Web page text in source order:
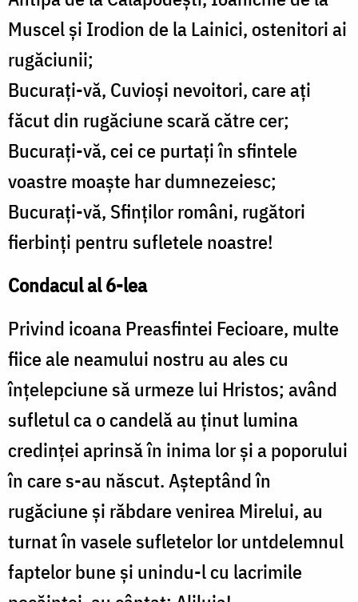
Muscel şi Irodion de la Lainici, ostenitori ai
rugăciunii;
Bucuraţi-vă, Cuvioşi nevoitori, care aţi
făcut din rugăciune scară către cer;
Bucuraţi-vă, cei ce purtaţi în sfintele
voastre moaşte har dumnezeiesc;
Bucuraţi-vă, Sfinţilor români, rugători
fierbinţi pentru sufletele noastre!
Condacul al 6-lea
Privind icoana Preasfintei Fecioare, multe
fiice ale neamului nostru au ales cu
înţelepciune să urmeze lui Hristos; având
sufletul ca o candelă au ţinut lumina
credinţei aprinsă în inima lor şi a poporului
în care s-au născut. Aşteptând în
rugăciune şi răbdare venirea Mirelui, au
turnat în vasele sufletelor lor untdelemnul
faptelor bune şi unindu-l cu lacrimile